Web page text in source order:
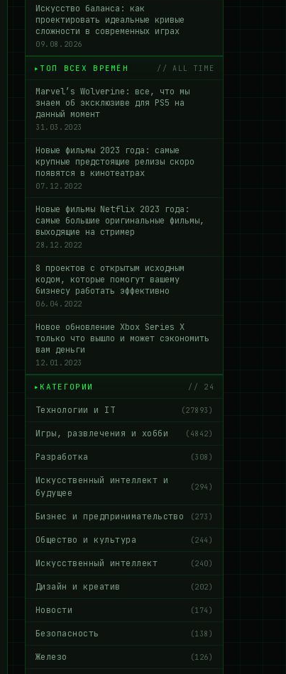
Искусство баланса: как
проектировать идеальные кривые
сложности в современных играх
09.08.2026
ТОП ВСЕХ ВРЕМЁН // ALL TIME
Marvel’s Wolverine: все, что мы
знаем об эксклюзиве для PS5 на
данный момент
31.03.2023
Новые фильмы 2023 года: самые
крупные предстоящие релизы скоро
появятся в кинотеатрах
07.12.2022
Новые фильмы Netflix 2023 года:
самые большие оригинальные фильмы,
выходящие на стример
28.12.2022
8 проектов с открытым исходным
кодом, которые помогут вашему
бизнесу работать эффективно
06.04.2022
Новое обновление Xbox Series X
только что вышло и может сэкономить
вам деньги
12.01.2023
КАТЕГОРИИ // 24
Технологии и IT (27893)
Игры, развлечения и хобби (4842)
Разработка (308)
Искусственный интеллект и
будущее
(294)
Бизнес и предпринимательство (273)
Общество и культура (244)
Искусственный интеллект (240)
Дизайн и креатив (202)
Новости (174)
Безопасность (138)
Железо (126)